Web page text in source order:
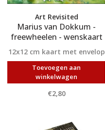
Art Revisited
Marius van Dokkum -
freewheelen - wenskaart
12x12 cm kaart met envelop
Toevoegen aan
winkelwagen
€2,80